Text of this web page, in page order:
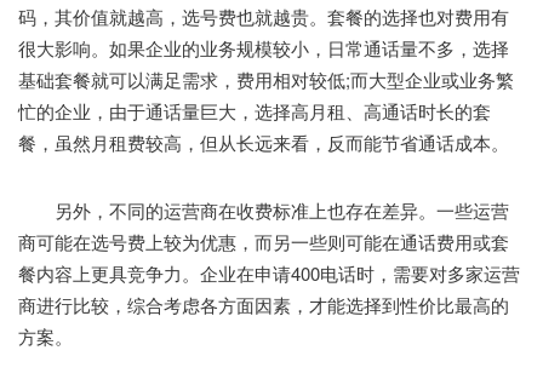
码，其价值就越高，选号费也就越贵。套餐的选择也对费用有
很大影响。如果企业的业务规模较小，日常通话量不多，选择
基础套餐就可以满足需求，费用相对较低;而大型企业或业务繁
忙的企业，由于通话量巨大，选择高月租、高通话时长的套
餐，虽然月租费较高，但从长远来看，反而能节省通话成本。
另外，不同的运营商在收费标准上也存在差异。一些运营
商可能在选号费上较为优惠，而另一些则可能在通话费用或套
餐内容上更具竞争力。企业在申请400电话时，需要对多家运营
商进行比较，综合考虑各方面因素，才能选择到性价比最高的
方案。